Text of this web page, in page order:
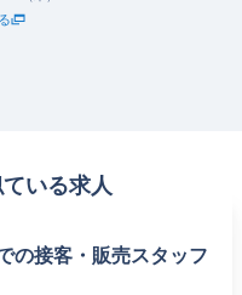
いる求人
の接客・販売スタッフ